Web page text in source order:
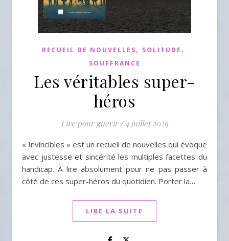
RECUEIL DE NOUVELLES, SOLITUDE ,
SOUFFRANCE
Les véritables super-
héros
Lire pour guerir / 4 juillet 2026
« Invincibles » est un recueil de nouvelles qui évoque
avec justesse et sincérité les multiples facettes du
handicap. À lire absolument pour ne pas passer à
côté de ces super-héros du quotidien. Porter la…
LIRE LA SUITE